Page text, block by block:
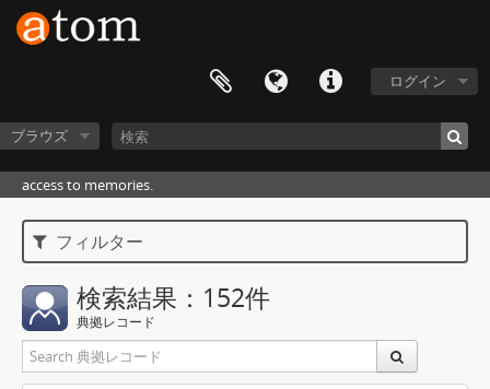
ログイン
ブラウズ
access to memories.
フィルター
検索結果：152件
典拠レコード